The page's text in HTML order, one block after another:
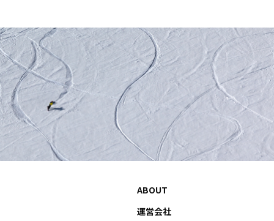
ABOUT
運営会社